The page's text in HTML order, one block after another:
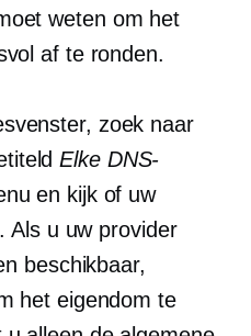
weten om het
af te ronden.
zoek naar
Elke DNS-
en kijk of uw
Als u uw provider
beschikbaar,
het eigendom te